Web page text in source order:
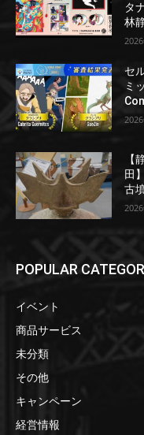
タ
林
セ
ミ
【
田
古
POPULAR
イベント
商品サービス
未分類
その他
キャンペーン
経営情報